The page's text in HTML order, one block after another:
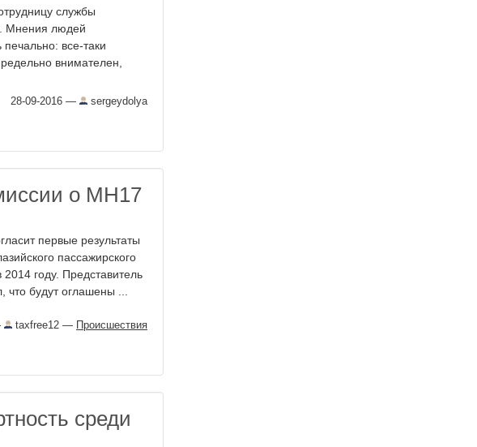
службы
Мнения людей
все-таки
внимателен,
28-09-2016 — sergeydolya
о MH17
первые результаты
пассажирского
году. Представитель
будут оглашены ...
taxfree12 — Происшествия
среди